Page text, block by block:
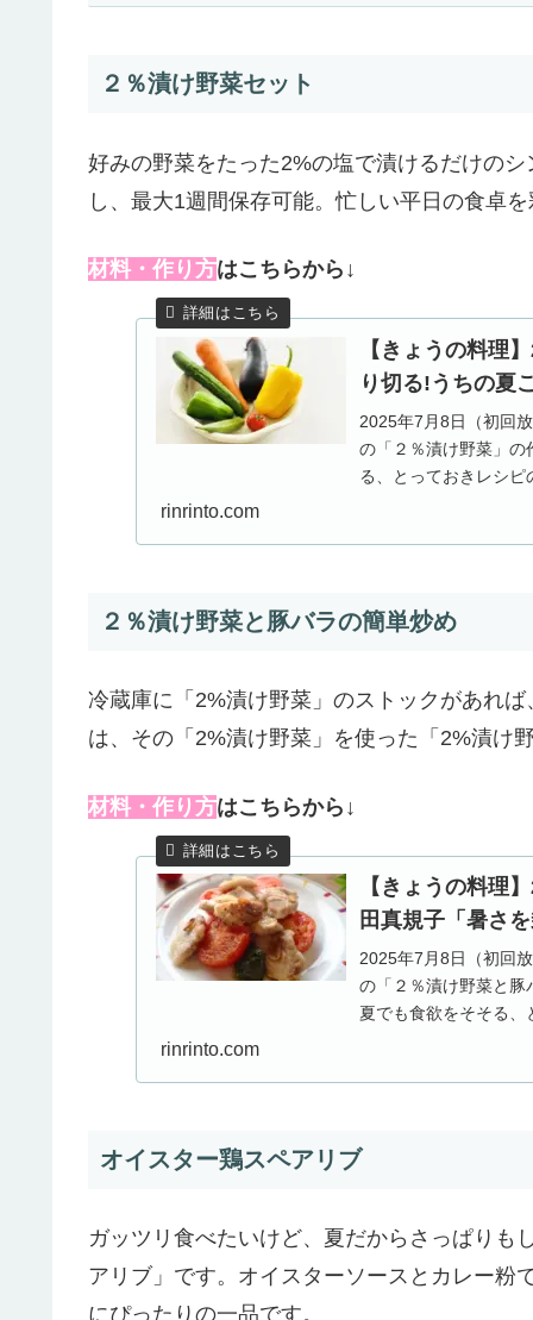
２％漬け野菜セット
好みの野菜をたった2%の塩で漬けるだけの
し、最大1週間保存可能。忙しい平日の食卓
材料・作り方はこちらから↓
【きょうの料理
り切る!うちの夏
2025年7月8日（初回
の「２％漬け野菜」の
る、とっておきレシ
rinrinto.com
２％漬け野菜と豚バラの簡単炒め
冷蔵庫に「2%漬け野菜」のストックがあれ
は、その「2%漬け野菜」を使った「2%漬け
材料・作り方はこちらから↓
【きょうの料理
田真規子「暑さ
2025年7月8日（初回
の「２％漬け野菜と豚
夏でも食欲をそそる
rinrinto.com
オイスター鶏スペアリブ
ガッツリ食べたいけど、夏だからさっぱり
アリブ」です。オイスターソースとカレー粉
にぴったりの一品です。